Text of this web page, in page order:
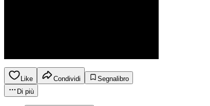
Like Condividi
Segnalibro
Di più